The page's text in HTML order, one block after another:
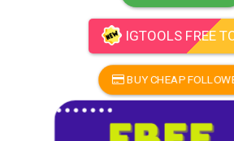
IGTOOLS FREE
BUY CHEAP